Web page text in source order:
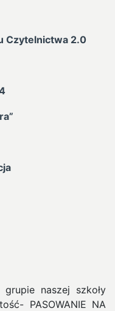
Czytelnictwa 2.0
naszej szkoły
PASOWANIE NA